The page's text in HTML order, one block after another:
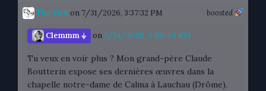
boosted
Tha Yird on 7/31/2026, 3:37:32 PM
Clemmm ⏚ on 7/31/2026, 3:09:40 PM
Tu veux en voir plus ? Mon grand-père Claude
Boutterin expose ses dernières œuvres dans la
chapelle notre-dame de Calma à Lauchau (Drôme).